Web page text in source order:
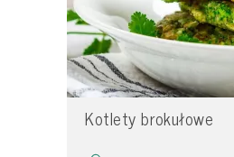
Kotlety brokułowe